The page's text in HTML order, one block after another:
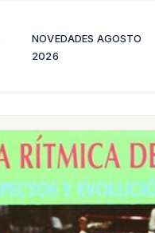
NOVEDADES AGOSTO
2026